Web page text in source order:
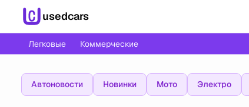
usedcars
Легковые Коммерческие
Автоновости Новинки Мото Электро